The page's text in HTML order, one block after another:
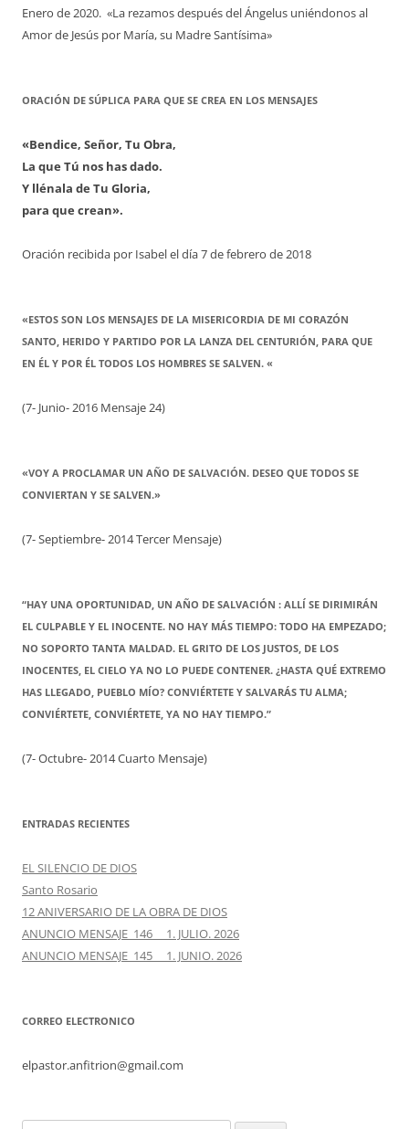
Enero de 2020. «La rezamos después del Ángelus uniéndonos al
Amor de Jesús por María, su Madre Santísima»
ORACIÓN DE SÚPLICA PARA QUE SE CREA EN LOS MENSAJES
«Bendice, Señor, Tu Obra,
La que Tú nos has dado.
Y llénala de Tu Gloria,
para que crean».
Oración recibida por Isabel el día 7 de febrero de 2018
«ESTOS SON LOS MENSAJES DE LA MISERICORDIA DE MI CORAZÓN
SANTO, HERIDO Y PARTIDO POR LA LANZA DEL CENTURIÓN, PARA QUE
EN ÉL Y POR ÉL TODOS LOS HOMBRES SE SALVEN. «
(7- Junio- 2016 Mensaje 24)
«VOY A PROCLAMAR UN AÑO DE SALVACIÓN. DESEO QUE TODOS SE
CONVIERTAN Y SE SALVEN.»
(7- Septiembre- 2014 Tercer Mensaje)
“HAY UNA OPORTUNIDAD, UN AÑO DE SALVACIÓN : ALLÍ SE DIRIMIRÁN
EL CULPABLE Y EL INOCENTE. NO HAY MÁS TIEMPO: TODO HA EMPEZADO;
NO SOPORTO TANTA MALDAD. EL GRITO DE LOS JUSTOS, DE LOS
INOCENTES, EL CIELO YA NO LO PUEDE CONTENER. ¿HASTA QUÉ EXTREMO
HAS LLEGADO, PUEBLO MÍO? CONVIÉRTETE Y SALVARÁS TU ALMA;
CONVIÉRTETE, CONVIÉRTETE, YA NO HAY TIEMPO.”
(7- Octubre- 2014 Cuarto Mensaje)
ENTRADAS RECIENTES
EL SILENCIO DE DIOS
Santo Rosario
12 ANIVERSARIO DE LA OBRA DE DIOS
ANUNCIO MENSAJE 146 1. JULIO. 2026
ANUNCIO MENSAJE 145 1. JUNIO. 2026
CORREO ELECTRONICO
elpastor.anfitrion@gmail.com